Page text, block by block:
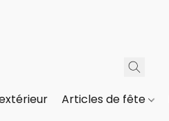
Articles de fête